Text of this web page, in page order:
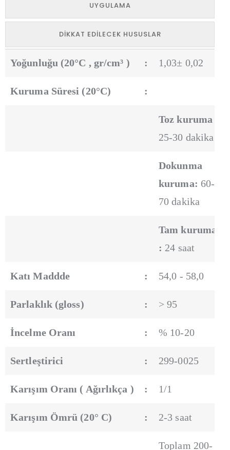
UYGULAMA
DIKKAT EDILECEK HUSUSLAR
Yoğunluğu (20°C , gr/cm³ ) : 1,03± 0,02
Kuruma Süresi (20°C) :
Toz kuruma :
25-30 dakika
Dokunma
kuruma: 60-
70 dakika
Tam kuruma
: 24 saat
Katı Maddde : 54,0 - 58,0
Parlaklık (gloss) : > 95
İncelme Oranı : % 10-20
Sertleştirici : 299-0025
Karışım Oranı ( Ağırlıkça ) : 1/1
Karışım Ömrü (20° C) : 2-3 saat
Toplam 200-